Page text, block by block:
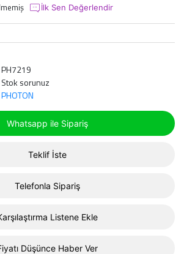
İlk Sen Değerlendir
PH7219
Stok sorunuz
PHOTON
Whatsapp ile Sipariş
Teklif İste
Telefonla Sipariş
Listene Ekle
Düşünce Haber Ver